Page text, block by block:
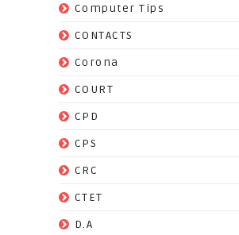
Computer Tips
CONTACTS
Corona
COURT
CPD
CPS
CRC
CTET
D.A